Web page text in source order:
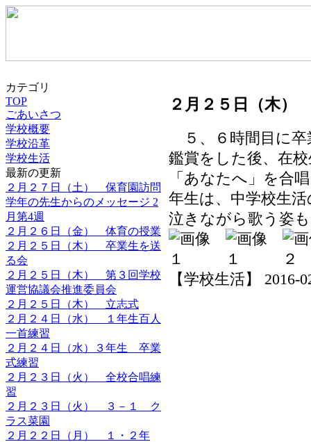
カテゴリ
TOP
ごあいさつ
学校概要
学校沿革
学校生活
最新の更新
２月２７日（土） 保育園訪問
学年の先生からのメッセージ 2
月第4週
２月２６日（金） 体育の授業
２月２５日（木） 卒業生を送
る会
２月２５日（木） 第３回学校
運営協議会推進委員会
２月２５日（木） 立志式
２月２４日（水） １年生百人
一首練習
２月２４日（水）３年生 卒業
式練習
２月２３日（火） 全校合唱練
習
２月２３日（火） ３－１ ク
ラス菜園
２月２２日（月） １・２年
２月２５日（木）
５、６時間目に卒
鑑賞をした後、在
「あなたへ」を合
年生は、中学校生
泣きながら歌う姿
【学校生活】 2016-